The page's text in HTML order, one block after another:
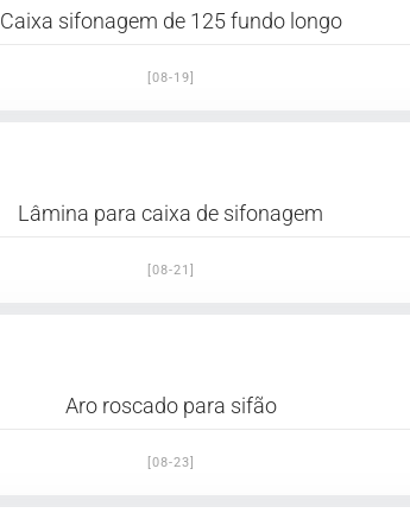
Caixa sifonagem de 125 fundo longo
[08-19]
Lâmina para caixa de sifonagem
[08-21]
Aro roscado para sifão
[08-23]